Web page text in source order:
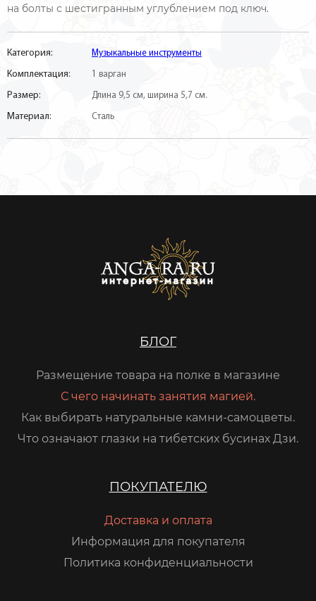
на болты с шестигранным углублением под ключ.
Категория: Музыкальные инструменты
Комплектация: 1 варган
Размер: Длина 9,5 см, ширина 5,7 см.
Материал: Сталь
БЛОГ
Размещение товара на полке в магазине
С чего начинать занятия магией.
Как выбирать натуральные камни-самоцветы.
Что означают глазки на тибетских бусинах Дзи.
ПОКУПАТЕЛЮ
Доставка и оплата
Информация для покупателя
Политика конфиденциальности